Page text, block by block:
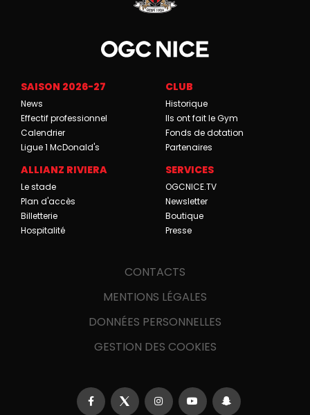
SAISON 2026-27
News
Effectif professionnel
Calendrier
Ligue 1 McDonald's
CLUB
Historique
Ils ont fait le Gym
Fonds de dotation
Partenaires
ALLIANZ RIVIERA
Le stade
Plan d'accès
Billetterie
Hospitalité
SERVICES
OGCNICE.TV
Newsletter
Boutique
Presse
CONTACTS
MENTIONS LÉGALES
DONNÉES PERSONNELLES
GESTION DES COOKIES